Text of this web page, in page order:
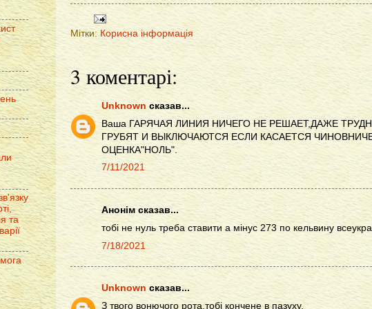
Мітки: Корисна інформація
3 коментарі:
Unknown сказав...
Ваша ГАРЯЧАЯ ЛИНИЯ НИЧЕГО НЕ РЕШАЕТ,ДАЖЕ
ГРУБЯТ И ВЫКЛЮЧАЮТСЯ ЕСЛИ КАСАЕТСЯ
ОЦЕНКА"НОЛЬ".
7/11/2021
Анонім сказав...
тобі не нуль треба ставити а мінус 273 по кельвину
7/18/2021
Unknown сказав...
З твого вонючого рота,тобі кончене в пазуху.
та